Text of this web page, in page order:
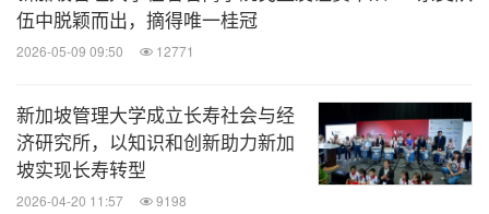
伍中脱颖而出，摘得唯一桂冠
2026-05-09 09:50 12771
新加坡管理大学成立长寿社会与经
济研究所，以知识和创新助力新加
坡实现长寿转型
2026-04-20 11:57 9198